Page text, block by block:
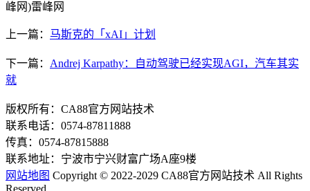
峰网)雷峰网
上一篇： 马斯克的「xAI」计划
下一篇： Andrej Karpathy：自动驾驶已经实现AGI，汽车其实
就
版权所有：CA88官方网站技术
联系电话：0574-87811888
传真：0574-87815888
联系地址：宁波市宁兴财富广场A座9楼
网站地图 Copyright © 2022-2029 CA88官方网站技术 All Rights